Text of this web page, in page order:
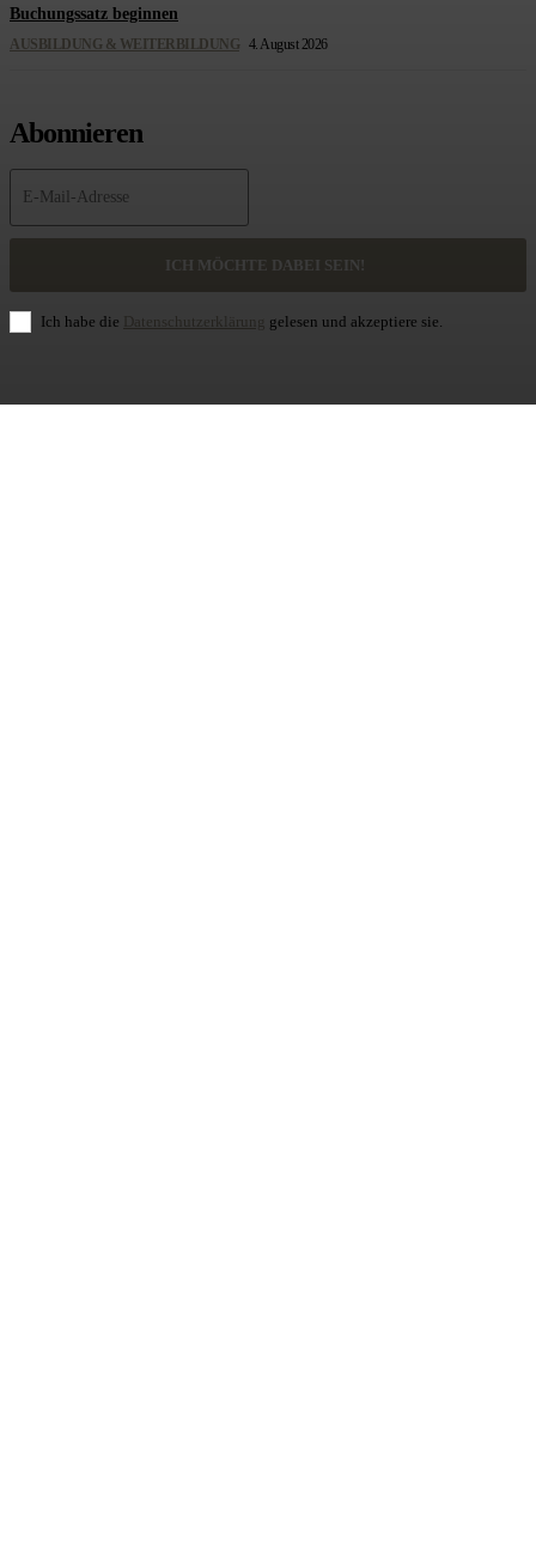
Buchungssatz beginnen
AUSBILDUNG & WEITERBILDUNG 4. August 2026
Abonnieren
ICH MÖCHTE DABEI SEIN!
Ich habe die Datenschutzerklärung gelesen und akzeptiere sie.